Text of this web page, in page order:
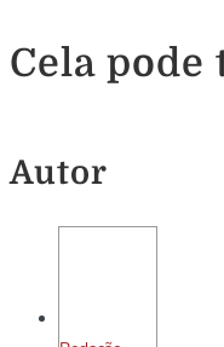
Cela pode
Autor